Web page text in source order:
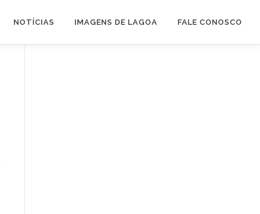
NOTÍCIAS IMAGENS DE LAGOA FALE CONOSCO